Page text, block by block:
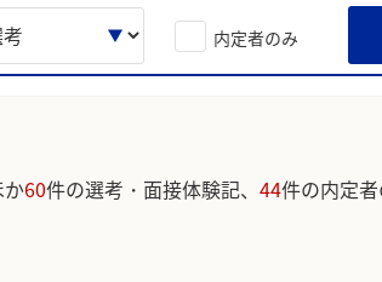
内定者のみ
60件の選考・面接体験記、 44件の内定